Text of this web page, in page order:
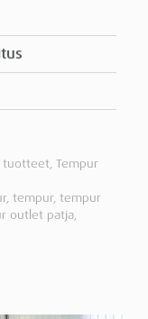
tuotteet, Tempur
, tempur, tempur
outlet patja,